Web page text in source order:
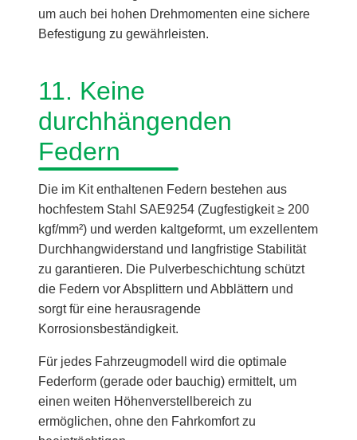
um auch bei hohen Drehmomenten eine sichere
Befestigung zu gewährleisten.
11. Keine
durchhängenden
Federn
Die im Kit enthaltenen Federn bestehen aus
hochfestem Stahl SAE9254 (Zugfestigkeit ≥ 200
kgf/mm²) und werden kaltgeformt, um exzellentem
Durchhangwiderstand und langfristige Stabilität
zu garantieren. Die Pulverbeschichtung schützt
die Federn vor Absplittern und Abblättern und
sorgt für eine herausragende
Korrosionsbeständigkeit.
Für jedes Fahrzeugmodell wird die optimale
Federform (gerade oder bauchig) ermittelt, um
einen weiten Höhenverstellbereich zu
ermöglichen, ohne den Fahrkomfort zu